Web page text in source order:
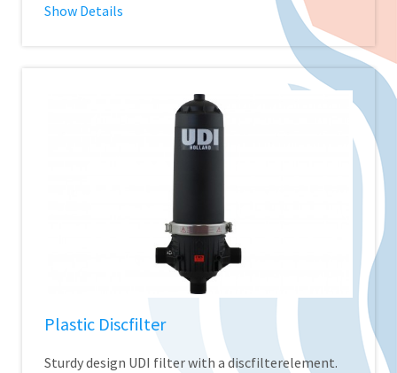
Show Details
Plastic Discfilter
Sturdy design UDI filter with a discfilterelement.